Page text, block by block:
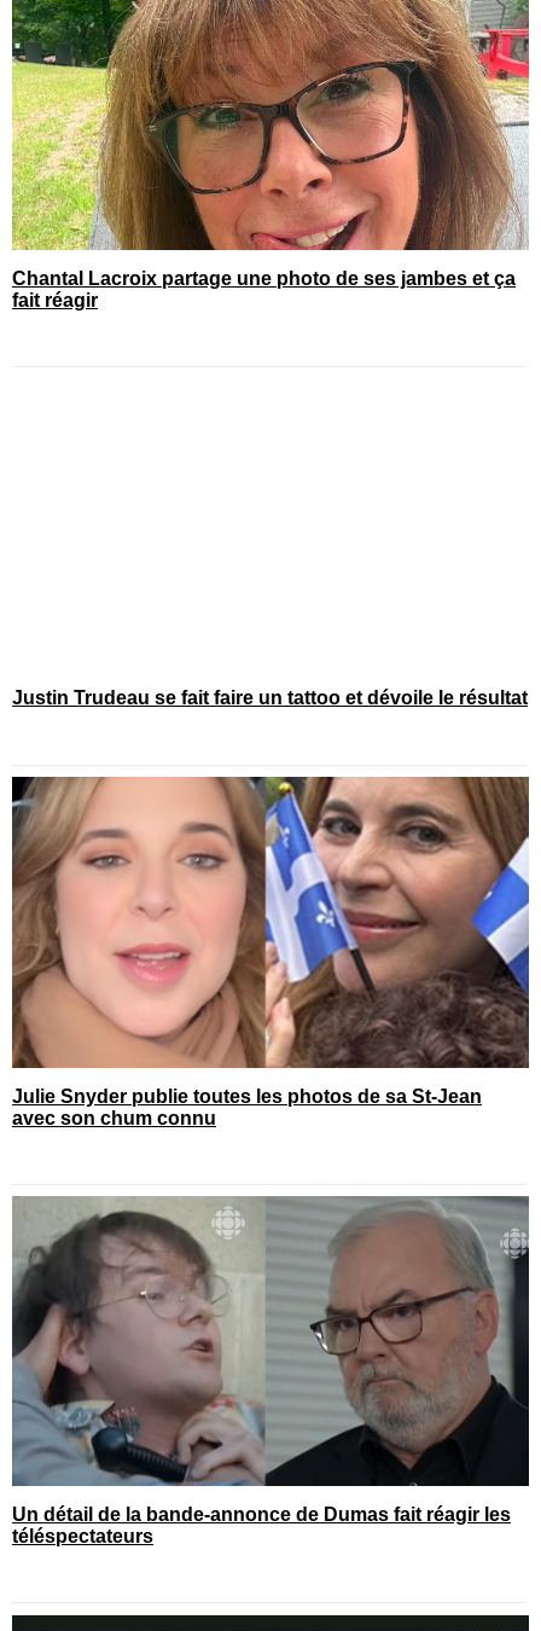
Chantal Lacroix partage une photo de ses jambes et ça
fait réagir
Justin Trudeau se fait faire un tattoo et dévoile le résultat
Julie Snyder publie toutes les photos de sa St-Jean
avec son chum connu
Un détail de la bande-annonce de Dumas fait réagir les
téléspectateurs